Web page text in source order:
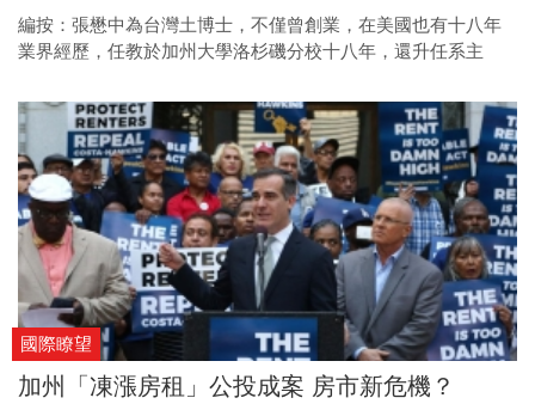
編按：張懋中為台灣土博士，不僅曾創業，在美國也有十八年
業界經歷，任教於加州大學洛杉磯分校十八年，還升任系主
校、業界，以及東西方教育現場經驗的台灣校長。最新著作
《同行致遠》主張學生踏進大學校門就是大人，不要再稱為小
孩，獲得廣大共鳴。以下為張懋中給台灣家長的建議。
國際瞭望
加州「凍漲房租」公投成案 房市新危機？